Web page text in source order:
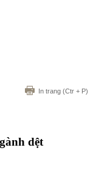
In trang (Ctr + P)
dệt